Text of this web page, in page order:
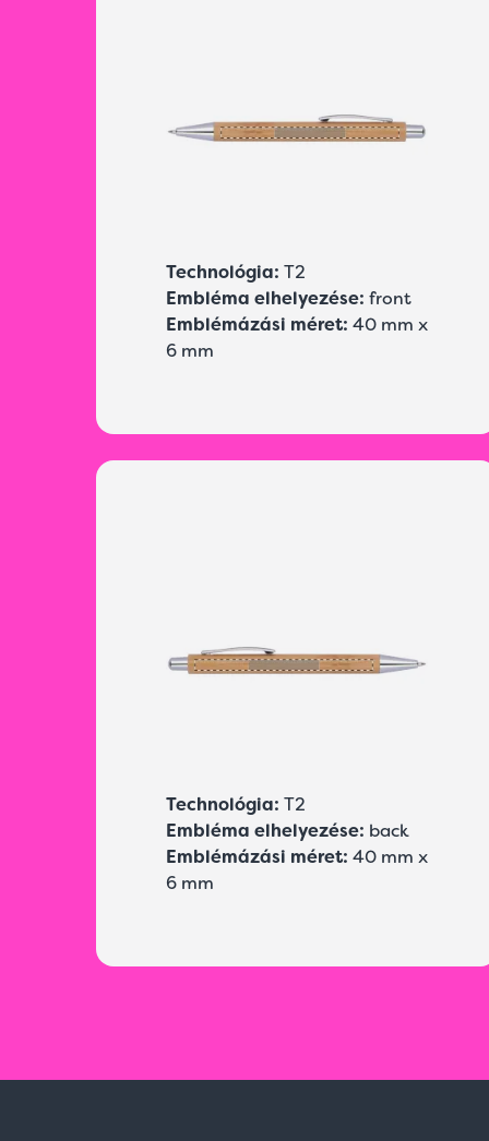
Technológia: T2
Embléma elhelyezése: front
Emblémázási méret: 40 mm x
6 mm
Technológia: T2
Embléma elhelyezése: back
Emblémázási méret: 40 mm x
6 mm